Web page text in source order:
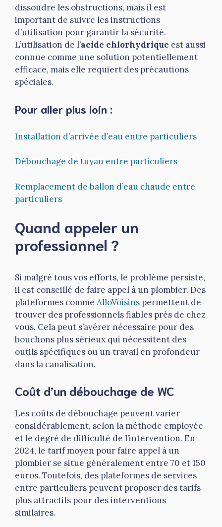
dissoudre les obstructions, mais il est
important de suivre les instructions
d’utilisation pour garantir la sécurité.
L’utilisation de l’acide chlorhydrique est aussi
connue comme une solution potentiellement
efficace, mais elle requiert des précautions
spéciales.
Pour aller plus loin :
Installation d’arrivée d’eau entre particuliers
Débouchage de tuyau entre particuliers
Remplacement de ballon d’eau chaude entre
particuliers
Quand appeler un
professionnel ?
Si malgré tous vos efforts, le problème persiste,
il est conseillé de faire appel à un plombier. Des
plateformes comme AlloVoisins permettent de
trouver des professionnels fiables près de chez
vous. Cela peut s’avérer nécessaire pour des
bouchons plus sérieux qui nécessitent des
outils spécifiques ou un travail en profondeur
dans la canalisation.
Coût d’un débouchage de WC
Les coûts de débouchage peuvent varier
considérablement, selon la méthode employée
et le degré de difficulté de l’intervention. En
2024, le tarif moyen pour faire appel à un
plombier se situe généralement entre 70 et 150
euros. Toutefois, des plateformes de services
entre particuliers peuvent proposer des tarifs
plus attractifs pour des interventions
similaires.